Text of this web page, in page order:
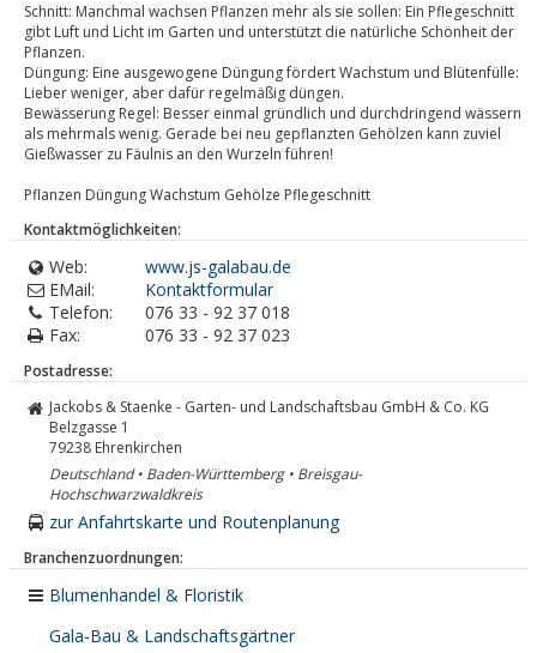
Schnitt: Manchmal wachsen Pflanzen mehr als sie sollen: Ein Pflegeschnitt
gibt Luft und Licht im Garten und unterstützt die natürliche Schönheit der
Pflanzen.
Düngung: Eine ausgewogene Düngung fördert Wachstum und Blütenfülle:
Lieber weniger, aber dafür regelmäßig düngen.
Bewässerung Regel: Besser einmal gründlich und durchdringend wässern
als mehrmals wenig. Gerade bei neu gepflanzten Gehölzen kann zuviel
Gießwasser zu Fäulnis an den Wurzeln führen!
Pflanzen Düngung Wachstum Gehölze Pflegeschnitt
Kontaktmöglichkeiten:
Web:
www.js-galabau.de
EMail:
Kontaktformular
Telefon:
076 33 - 92 37 018
Fax:
076 33 - 92 37 023
Postadresse:
Jackobs & Staenke - Garten- und Landschaftsbau GmbH & Co. KG
Belzgasse 1
79238 Ehrenkirchen
Deutschland • Baden-Württemberg • Breisgau-
Hochschwarzwaldkreis
zur Anfahrtskarte und Routenplanung
Branchenzuordnungen:
Blumenhandel & Floristik
Gala-Bau & Landschaftsgärtner